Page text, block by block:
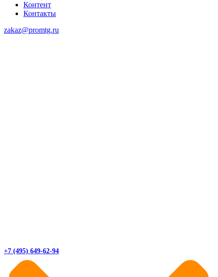
Контент
Контакты
zakaz@promtg.ru
+7 (495) 649-62-94